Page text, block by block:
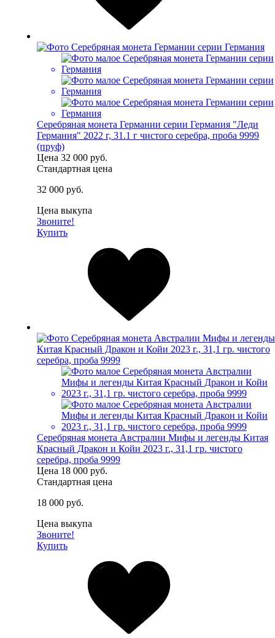
Серебряная монета Германии серии Германия "Леди
Германия" 2022 г, 31.1 г чистого серебра, проба 9999
(пруф)
Цена 32 000 руб.
Стандартная цена
32 000 руб.
Цена выкупа
Звоните!
Купить
Серебряная монета Австралии Мифы и легенды Китая
Красный Дракон и Койи 2023 г., 31,1 гр. чистого
серебра, проба 9999
Цена 18 000 руб.
Стандартная цена
18 000 руб.
Цена выкупа
Звоните!
Купить